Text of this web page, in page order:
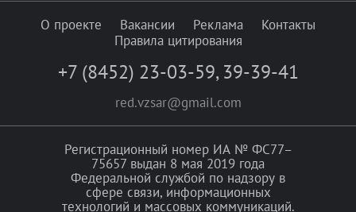
О проекте Вакансии Реклама
Контакты
Правила цитирования
+7 (8452) 23-03-59, 39-39-41
red.vzsar@gmail.com
Регистрационный номер ИА № ФС77–
75657 выдан 8 мая 2019 года
Федеральной службой по надзору в
сфере связи, информационных
технологий и массовых коммуникаций.